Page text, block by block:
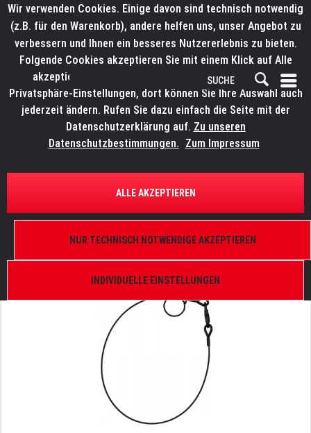
ÜBERSICHT ANSCHLAGSMATERIAL
LITECRAFT Saveking®
max. 20/30 kg nach DGUV, Kettenglied 5 mm,
schwarz
Wir verwenden Cookies. Einige davon sind technisch notwendig
(z.B. für den Warenkorb), andere helfen uns, unser Angebot zu
verbessern und Ihnen ein besseres Nutzererlebnis zu bieten.
Folgende Cookies akzeptieren Sie mit einem Klick auf Alle
akzeptieren. Weitere Informationen finden Sie in den
Privatsphäre-Einstellungen, dort können Sie Ihre Auswahl auch
jederzeit ändern. Rufen Sie dazu einfach die Seite mit der
Datenschutzerklärung auf. Zu unseren
Datenschutzbestimmungen. Zum Impressum
INDIVIDUELLE EINSTELLUNGEN
NUR TECHNISCH NOTWENDIGE AKZEPTIEREN
ALLE AKZEPTIEREN